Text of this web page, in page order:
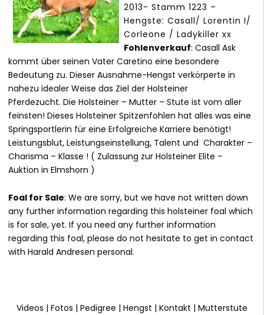
2013- Stamm 1223 –
Hengste: Casall/ Lorentin I/
Corleone / Ladykiller xx
Fohlenverkauf: Casall Ask
kommt über seinen Vater Caretino eine besondere
Bedeutung zu. Dieser Ausnahme-Hengst verkörperte in
nahezu idealer Weise das Ziel der Holsteiner
Pferdezucht. Die Holsteiner – Mutter – Stute ist vom aller
feinsten! Dieses Holsteiner Spitzenfohlen hat alles was eine
Springsportlerin für eine Erfolgreiche Karriere benötigt!
Leistungsblut, Leistungseinstellung, Talent und Charakter –
Charisma – Klasse ! ( Zulassung zur Holsteiner Elite –
Auktion in Elmshorn )
Foal for Sale: We are sorry, but we have not written down
any further information regarding this holsteiner foal which
is for sale, yet. If you need any further information
regarding this foal, please do not hesitate to get in contact
with Harald Andresen personal.
Videos | Fotos | Pedigree | Hengst | Kontakt | Mutterstute